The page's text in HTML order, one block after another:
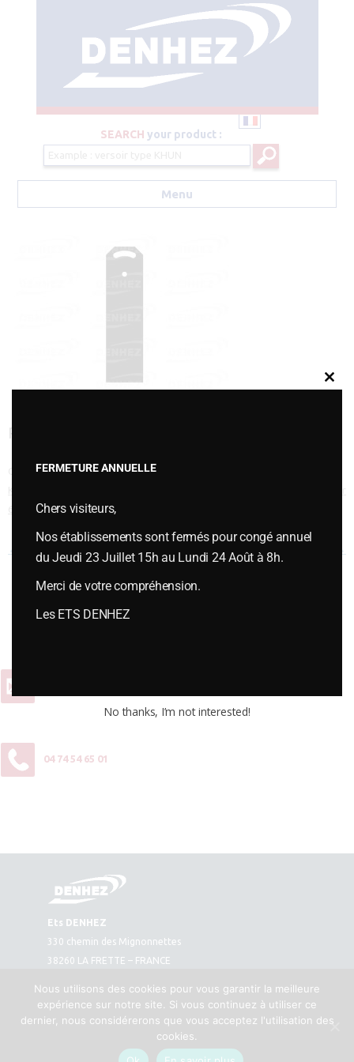
SEARCH your product :
Menu
RALLONGE DE VERSOIR 648005
Cette entrée a été publiée dansPIÈCES D'USURES
6, 2015 .
Navigation des articles
← RALLONGE DE VERSOIR 053388 RALLONGE DE VERSOIR VN 400 →
Vous souhaitez plus d’informations ou passer une commande,
04 74 54 65 01
Ets DENHEZ
330 chemin des Mignonnettes
38260 LA FRETTE – FRANCE
Tél. : 04 74 54 65 01
Fax : 04 74 54 66 11
Mentions légales
Close
FERMETURE ANNUELLE
Chers visiteurs,
Nos établissements sont fermés pour congé annuel
du Jeudi 23 Juillet 15h au Lundi 24 Août à 8h.
Merci de votre compréhension.
Les ETS DENHEZ
No thanks, I’m not interested!
Nous utilisons des cookies pour vous garantir la meilleure
expérience sur notre site. Si vous continuez à utiliser ce
dernier, nous considérerons que vous acceptez l'utilisation des
cookies.